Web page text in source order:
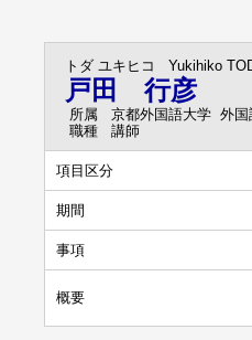
トダ ユキヒコ Yukihiko
戸田 行彦
所属
京都外国語大学 外国
職種
講師
項目区分
期間
事項
概要